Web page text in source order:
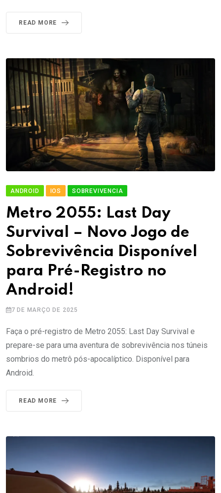
READ MORE
ANDROID IOS SOBREVIVENCIA
Metro 2055: Last Day
Survival – Novo Jogo de
Sobrevivência Disponível
para Pré-Registro no
Android!
7 DE MARÇO DE 2025
Faça o pré-registro de Metro 2055: Last Day Survival e
prepare-se para uma aventura de sobrevivência nos túneis
sombrios do metrô pós-apocalíptico. Disponível para
Android.
READ MORE